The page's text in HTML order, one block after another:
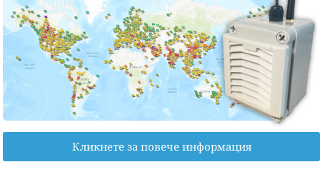
Кликнете за повече информация